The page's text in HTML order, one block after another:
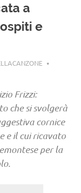
a
e
Frizzi:
che si svolgerà
cornice
e il cui ricavato
per la